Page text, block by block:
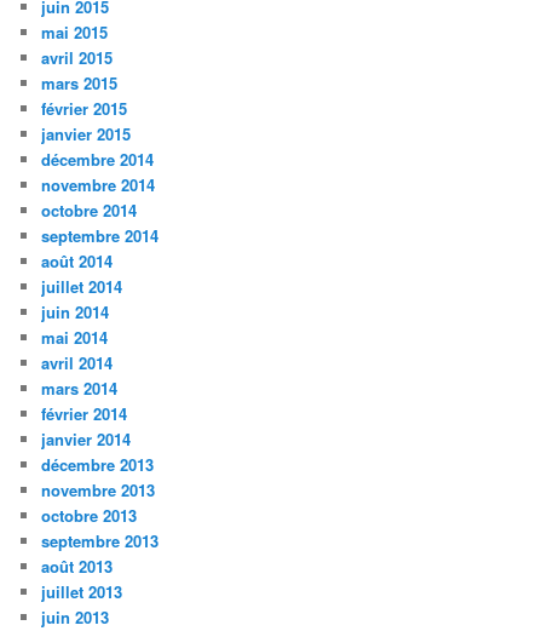
juin 2015
mai 2015
avril 2015
mars 2015
février 2015
janvier 2015
décembre 2014
novembre 2014
octobre 2014
septembre 2014
août 2014
juillet 2014
juin 2014
mai 2014
avril 2014
mars 2014
février 2014
janvier 2014
décembre 2013
novembre 2013
octobre 2013
septembre 2013
août 2013
juillet 2013
juin 2013